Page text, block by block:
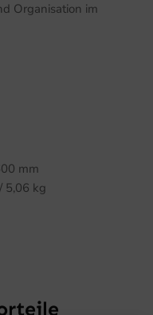
Organisation im
mm
5,06 kg